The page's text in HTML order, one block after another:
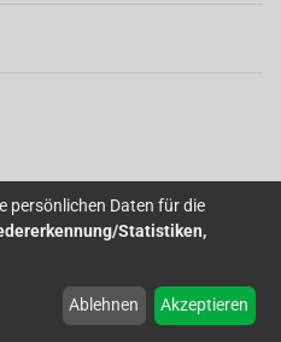
persönlichen Daten für die
Statistiken,
Ablehnen Akzeptieren